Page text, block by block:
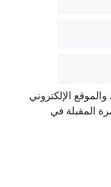
الإلكتروني
المقبلة في